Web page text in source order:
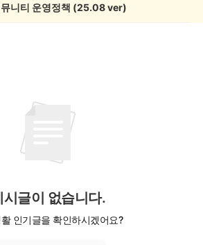
니티 운영정책 (25.08 ver)
시글이 없습니다.
인기글을 확인하시겠어요?